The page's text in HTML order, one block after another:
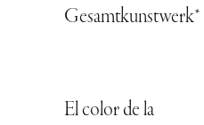
Gesamtkunstwerk*
El color de la